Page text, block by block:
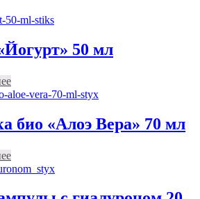
50 мл
био «Алоэ Вера» 70 мл